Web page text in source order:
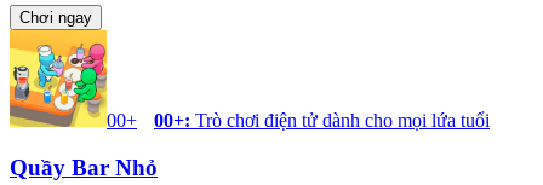
Chơi ngay
00+ 00+: Trò chơi điện tử dành cho mọi lứa tuổi
Quầy Bar Nhỏ